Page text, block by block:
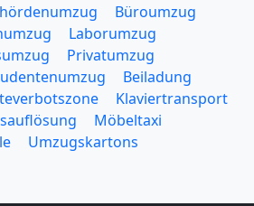
Büroumzug
Laborumzug
Privatumzug
Beiladung
Klaviertransport
Möbeltaxi
Umzugskartons